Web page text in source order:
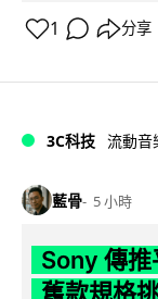
1 分享
3C科技 流動音
藍骨 5 小時
Sony 傳
舊款規格